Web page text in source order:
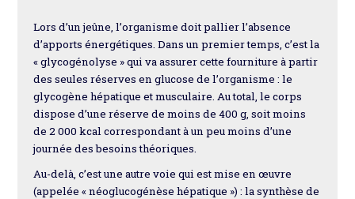
Lors d’un jeûne, l’organisme doit pallier l’absence
d’apports énergétiques. Dans un premier temps, c’est la
« glycogénolyse » qui va assurer cette fourniture à partir
des seules réserves en glucose de l’organisme : le
glycogène hépatique et musculaire. Au total, le corps
dispose d’une réserve de moins de 400 g, soit moins
de 2 000 kcal correspondant à un peu moins d’une
journée des besoins théoriques.
Au-delà, c’est une autre voie qui est mise en œuvre
(appelée « néoglucogénèse hépatique ») : la synthèse de